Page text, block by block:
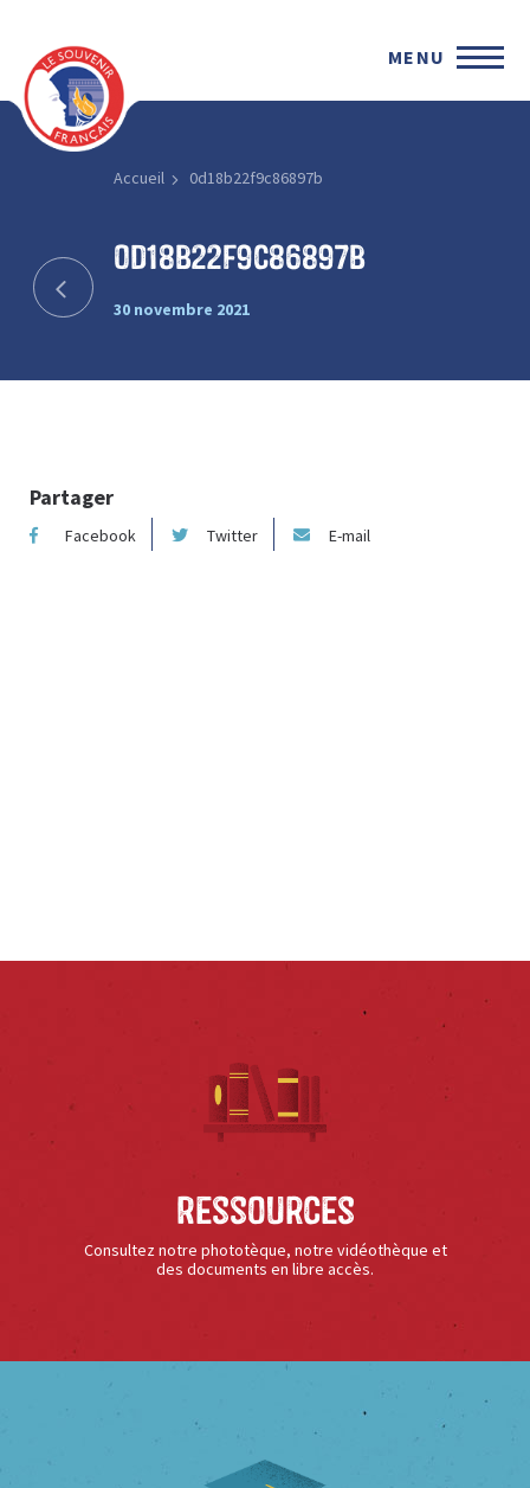
MENU
Accueil 0d18b22f9c86897b
0d18b22f9c86897b
30 novembre 2021
Partager
Facebook Twitter E-mail
Ressources
Consultez notre phototèque, notre vidéothèque et
des documents en libre accès.